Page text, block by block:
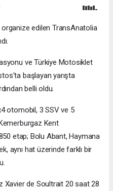
edilen TransAnatolia
ve Türkiye Motosiklet
başlayan yarışta
belli oldu.
otomobil, 3 SSV ve 5
Kent
etap; Bolu Abant, Haymana
aynı hat üzerinde farklı bir
Xavier de Soultrait 20 saat 28